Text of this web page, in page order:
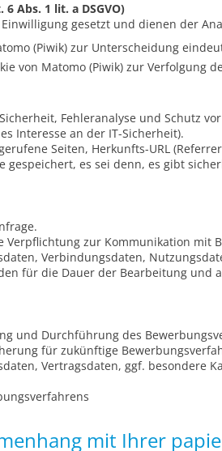
Abs. 1 lit. a DSGVO)
gesetzt und dienen der
(Piwik) zur Unterscheidung
von Matomo (Piwik) zur Verfolgung
Fehleranalyse und Schutz
Interesse an der IT-Sicherheit).
Seiten, Herkunfts-URL
gespeichert, es sei denn, es gibt
Verpflichtung zur Kommunikation mit
Verbindungsdaten,
für die Dauer der Bearbeitung und
und Durchführung des
für zukünftige
Vertragsdaten, ggf. besondere
mit Ihrer